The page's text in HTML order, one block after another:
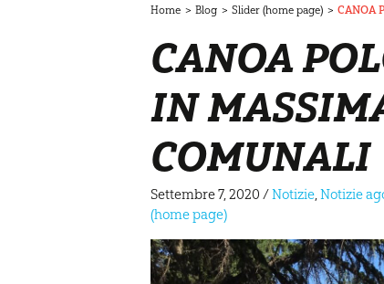
Home > Blog > Slider (home page) > CANOA
CANOA
IN
COMUNALI
Settembre 7, 2020 /Notizie,Notizie
(home page)